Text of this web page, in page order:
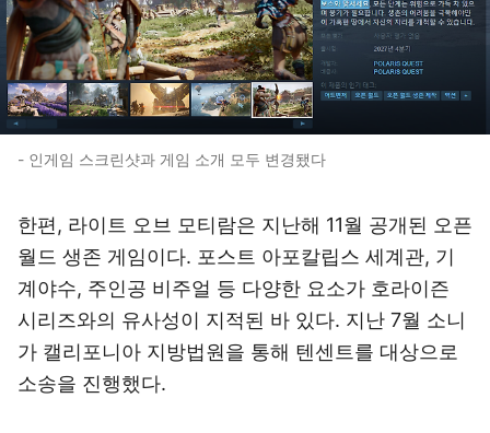
- 인게임 스크린샷과 게임 소개 모두 변경됐다
한편, 라이트 오브 모티람은 지난해 11월 공개된 오픈
월드 생존 게임이다. 포스트 아포칼립스 세계관, 기
계야수, 주인공 비주얼 등 다양한 요소가 호라이즌
시리즈와의 유사성이 지적된 바 있다. 지난 7월 소니
가 캘리포니아 지방법원을 통해 텐센트를 대상으로
소송을 진행했다.